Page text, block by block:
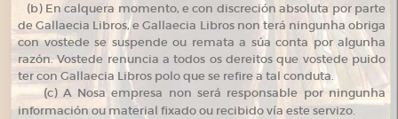
(b) En calquera momento, e con discreción absoluta por parte
de Gallaecia Libros, e Gallaecia Libros non terá ningunha obriga
con vostede se suspende ou remata a súa conta por algunha
razón. Vostede renuncia a todos os dereitos que vostede puido
ter con Gallaecia Libros polo que se refire a tal conduta.
(c) A Nosa empresa non será responsable por ningunha
información ou material fixado ou recibido vía este servizo.